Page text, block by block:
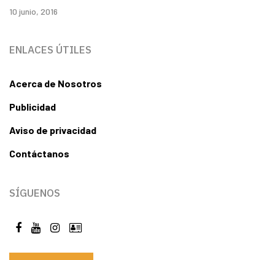
10 junio, 2016
ENLACES ÚTILES
Acerca de Nosotros
Publicidad
Aviso de privacidad
Contáctanos
SÍGUENOS